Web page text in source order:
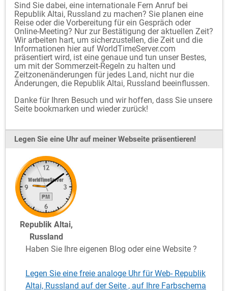
Sind Sie dabei, eine internationale Fern Anruf bei
Republik Altai, Russland zu machen? Sie planen eine
Reise oder die Vorbereitung für ein Gespräch oder
Online-Meeting? Nur zur Bestätigung der aktuellen Zeit?
Wir arbeiten hart, um sicherzustellen, die Zeit und die
Informationen hier auf WorldTimeServer.com
präsentiert wird, ist eine genaue und tun unser Bestes,
um mit der Sommerzeit-Regeln zu halten und
Zeitzonenänderungen für jedes Land, nicht nur die
Änderungen, die Republik Altai, Russland beeinflussen.
Danke für Ihren Besuch und wir hoffen, dass Sie unsere
Seite bookmarken und wieder zurück!
Legen Sie eine Uhr auf meiner Webseite präsentieren!
Republik Altai,
Russland
Haben Sie Ihre eigenen Blog oder eine Website ?
Legen Sie eine freie analoge Uhr für Web- Republik
Altai, Russland auf der Seite , auf Ihre Farbschema